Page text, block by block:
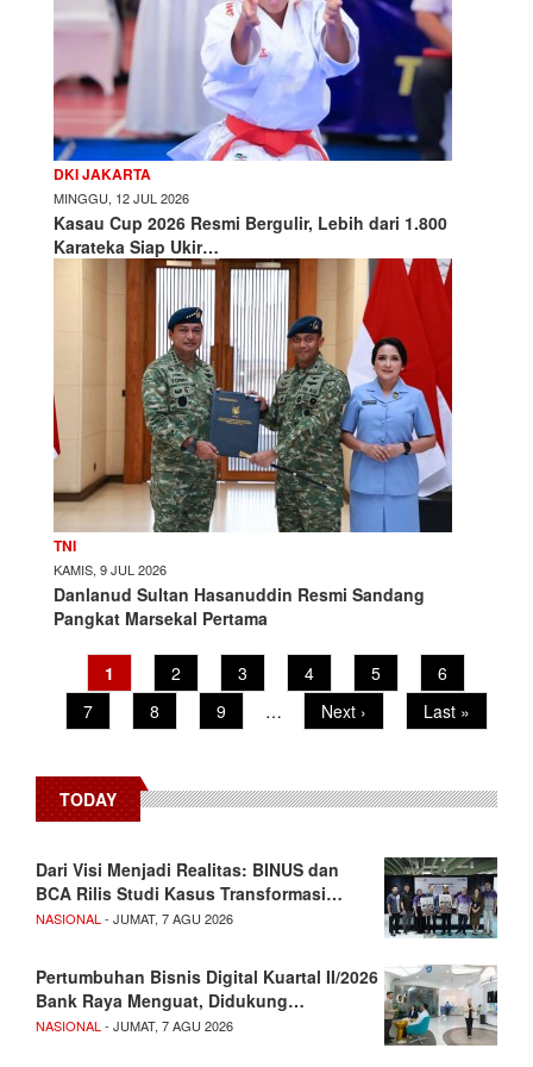
DKI JAKARTA
MINGGU, 12 JUL 2026
Kasau Cup 2026 Resmi Bergulir, Lebih dari 1.800
Karateka Siap Ukir…
TNI
KAMIS, 9 JUL 2026
Danlanud Sultan Hasanuddin Resmi Sandang
Pangkat Marsekal Pertama
PaginationCurrent
page
1 Page
2 Page
3 Page
4 Page
5 Page
6
Page
7 Page
8 Page
9 …
Next
page
Next ›
Last
page
Last »
TODAY
Dari Visi Menjadi Realitas: BINUS dan
BCA Rilis Studi Kasus Transformasi…
NASIONAL - JUMAT, 7 AGU 2026
Pertumbuhan Bisnis Digital Kuartal II/2026
Bank Raya Menguat, Didukung…
NASIONAL - JUMAT, 7 AGU 2026